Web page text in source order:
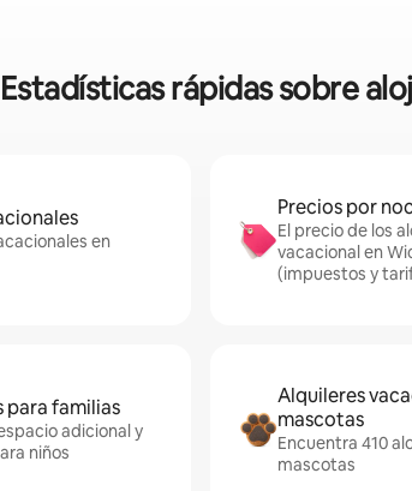
Estadísticas rápidas sobre
en
Precios por
El precio de los
vacacional en
(impuestos y
para familias
adicional y
niños
Alquileres
mascotas
Encuentra 410
mascotas